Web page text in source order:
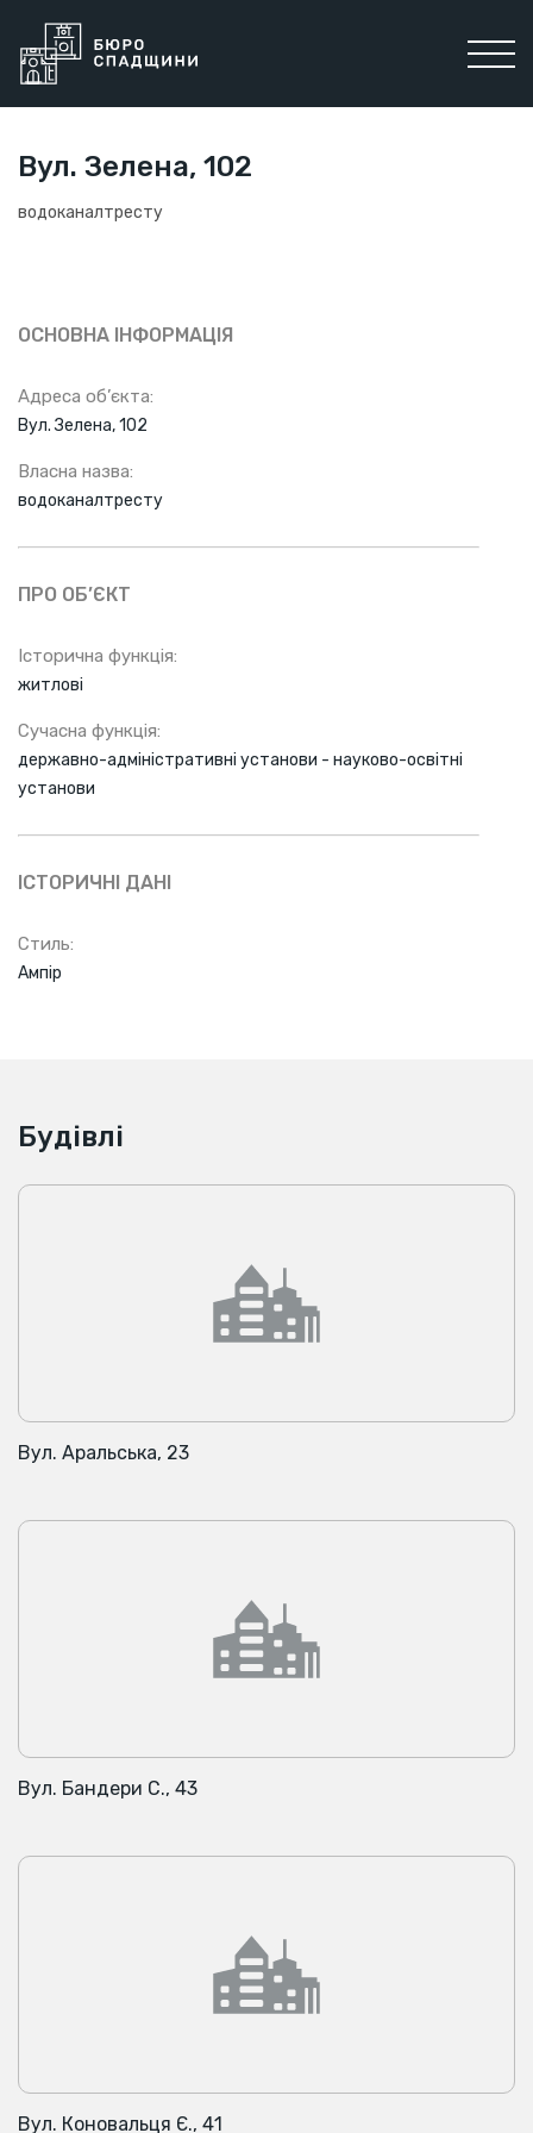
Вул. Зелена, 102
водоканалтресту
ОСНОВНА ІНФОРМАЦІЯ
Адреса об’єкта:
Вул. Зелена, 102
Власна назва:
водоканалтресту
ПРО ОБ’ЄКТ
Історична функція:
житлові
Сучасна функція:
державно-адміністративні установи - науково-освітні
установи
ІСТОРИЧНІ ДАНІ
Стиль:
Ампір
Будівлі
Вул. Аральська, 23
Вул. Бандери С., 43
Вул. Коновальця Є., 41